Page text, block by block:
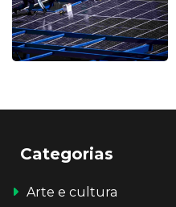
Categorias
Arte e cultura